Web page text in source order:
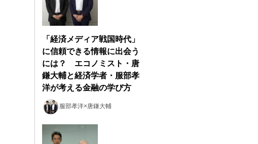
「経済メディア戦国時代」
に信頼できる情報に出会う
には？ エコノミスト・唐
鎌大輔と経済学者・服部孝
洋が考える金融の学び方
服部孝洋×唐鎌大輔